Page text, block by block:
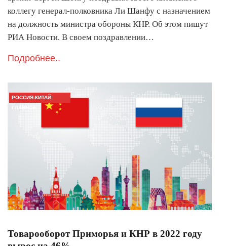
коллегу генерал-полковника Ли Шанфу с назначением
на должность министра обороны КНР. Об этом пишут
РИА Новости. В своем поздравлении…
Подробнее..
РОССИЯ-КИТАЙ:
ГЛАВНОЕ
Товарооборот Приморья и КНР в 2022 году